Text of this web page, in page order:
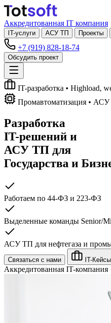
Аккредитованная IT компания
IT-услуги АСУ ТП Проекты
+7 (919) 828-18-74
Обсудить проект
IT-разработка • Highload,
Промавтоматизация •
Разработка
IT-решений и
АСУ ТП для
Государства и
Работаем по 44-ФЗ и 223-ФЗ
Выделенные команды Senior/
АСУ ТП для нефтегаза и
Связаться с нами IT-Кейсы
Аккредитованная IT-компания